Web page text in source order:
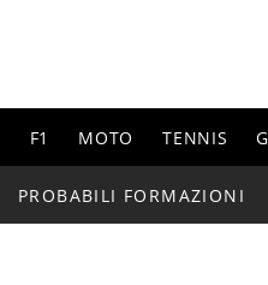
F1 MOTO TENNIS
PROBABILI FORMAZIONI